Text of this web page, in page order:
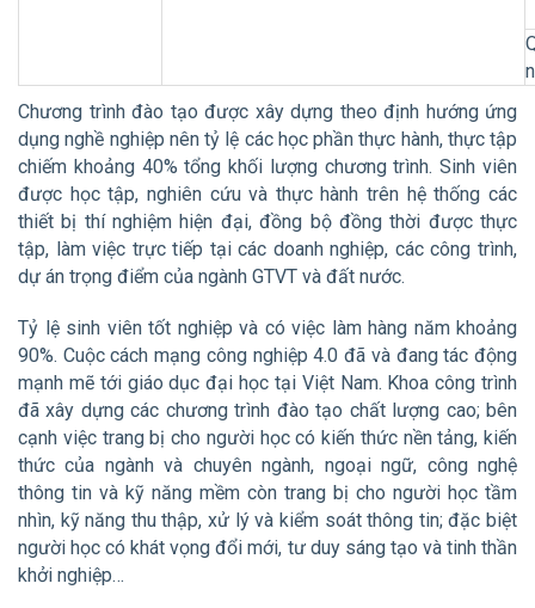
Chương trình đào tạo được xây dựng theo định hướng ứng
dụng nghề nghiệp nên tỷ lệ các học phần thực hành, thực tập
chiếm khoảng 40% tổng khối lượng chương trình. Sinh viên
được học tập, nghiên cứu và thực hành trên hệ thống các
thiết bị thí nghiệm hiện đại, đồng bộ đồng thời được thực
tập, làm việc trực tiếp tại các doanh nghiệp, các công trình,
dự án trọng điểm của ngành GTVT và đất nước.
Tỷ lệ sinh viên tốt nghiệp và có việc làm hàng năm khoảng
90%. Cuộc cách mạng công nghiệp 4.0 đã và đang tác động
mạnh mẽ tới giáo dục đại học tại Việt Nam. Khoa công trình
đã xây dựng các chương trình đào tạo chất lượng cao; bên
cạnh việc trang bị cho người học có kiến thức nền tảng, kiến
thức của ngành và chuyên ngành, ngoại ngữ, công nghệ
thông tin và kỹ năng mềm còn trang bị cho người học tầm
nhìn, kỹ năng thu thập, xử lý và kiểm soát thông tin; đặc biệt
người học có khát vọng đổi mới, tư duy sáng tạo và tinh thần
khởi nghiệp…